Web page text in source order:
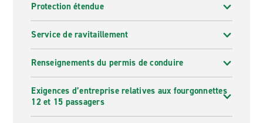
Protection étendue
Service de ravitaillement
Renseignements du permis de conduire
Exigences d’entreprise relatives aux fourgonnettes
12 et 15 passagers